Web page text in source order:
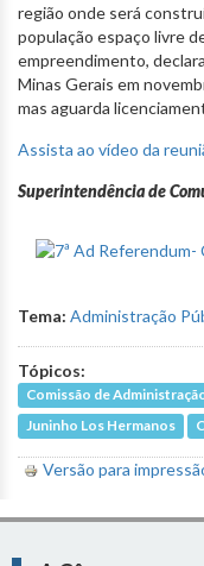
região onde será
população espaço livre
empreendimento,
Minas Gerais em
mas aguarda
Assista ao vídeo da
Superintendência de
Tema: Administração
Tópicos:
Comissão de
Juninho Los Hermanos
Versão para